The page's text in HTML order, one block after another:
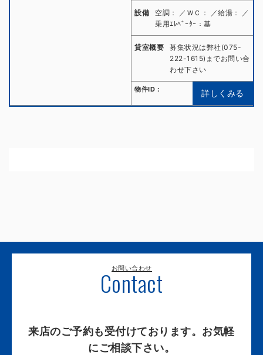
設備
空調： ／ＷＣ： ／給湯： ／
乗用ｴﾚﾍﾞｰﾀｰ：基
貸室概要
募集状況は弊社(075-
222-1615)までお問い合
わせ下さい
物件ID： 詳しくみる
お問い合わせ
Contact
来店のご予約も受付けております。お気軽
にご相談下さい。